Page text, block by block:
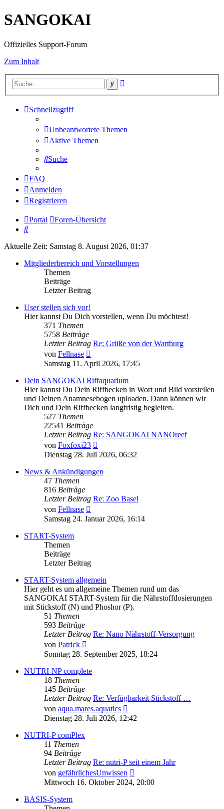
SANGOKAI
Offizielles Support-Forum
Zum Inhalt
Suche
Schnellzugriff
Unbeantwortete Themen
Aktive Themen
Suche
FAQ
Anmelden
Registrieren
Portal
Foren-Übersicht
Suche
Aktuelle Zeit: Samstag 8. August 2026, 01:37
Mitgliederbereich und Vorstellungen
Themen
Beiträge
Letzter Beitrag
User stellen sich vor!
Hier kannst Du Dich vorstellen, wenn Du möchtest!
371 Themen
5758 Beiträge
Letzter Beitrag Re: Grüße von der Wartburg
von Fellnase
Beitrag
Samstag 11. April 2026, 17:45
Dein SANGOKAI Riffaquarium
Hier kannst Du Dein Riffbecken in Wort und Bild vorstellen
und Deinen Anamnesebogen uploaden. Dann können wir
Dich und Dein Riffbecken langfristig begleiten.
527 Themen
22541 Beiträge
Letzter Beitrag Re: SANGOKAI NANOreef
von Foxfoxi23
Beitrag
Dienstag 28. Juli 2026, 06:32
News & Ankündigungen
47 Themen
816 Beiträge
Letzter Beitrag Re: Zoo Basel
von Fellnase
Beitrag
Samstag 24. Januar 2026, 16:14
START-System
Themen
Beiträge
Letzter Beitrag
START-System allgemein
Hier geht es um allgemeine Themen rund um das
SANGOKAI START-System für die Nährstoffdosierungen
mit Stickstoff (N) und Phoshor (P).
51 Themen
593 Beiträge
Letzter Beitrag Re: Nano Nährstoff-Versorgung
von Patrick
Beitrag
Sonntag 28. September 2025, 18:24
NUTRI-NP complete
18 Themen
145 Beiträge
Letzter Beitrag Re: Verfügbarkeit Stickstoff …
von aqua.mares.aquatics
Beitrag
Dienstag 28. Juli 2026, 12:42
NUTRI-P comPlex
11 Themen
94 Beiträge
Letzter Beitrag Re: nutri-P seit einem Jahr
von gefährlichesUnwissen
Beitrag
Mittwoch 16. Oktober 2024, 20:00
BASIS-System